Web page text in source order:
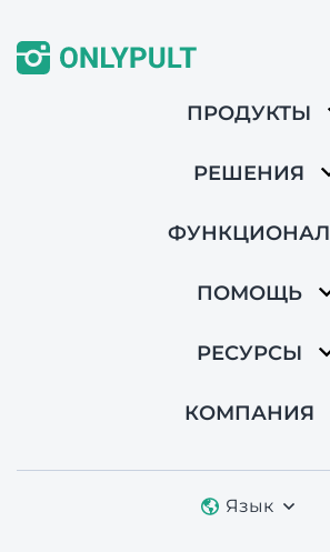
ПРОДУКТЫ
РЕШЕНИЯ
ФУНКЦИОНАЛ
ПОМОЩЬ
РЕСУРСЫ
КОМПАНИЯ
Язык